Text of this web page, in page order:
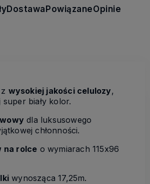
Dostawa PowiązaneOpinie
wysokiej jakości celulozy,
biały kolor.
dla luksusowego
chłonności.
na rolce o wymiarach 115x96
wynosząca 17,25m.